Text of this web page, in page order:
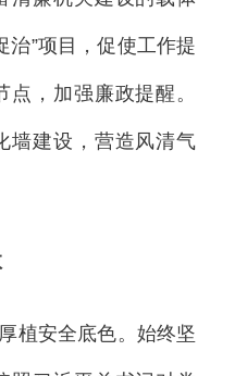
治”项目，促使工作提
，加强廉政提醒。
墙建设，营造风清气
安全底色。始终坚